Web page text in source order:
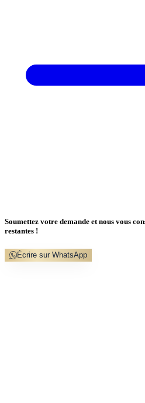
Soumettez votre demande et nous vous
restantes !
Écrire sur WhatsApp